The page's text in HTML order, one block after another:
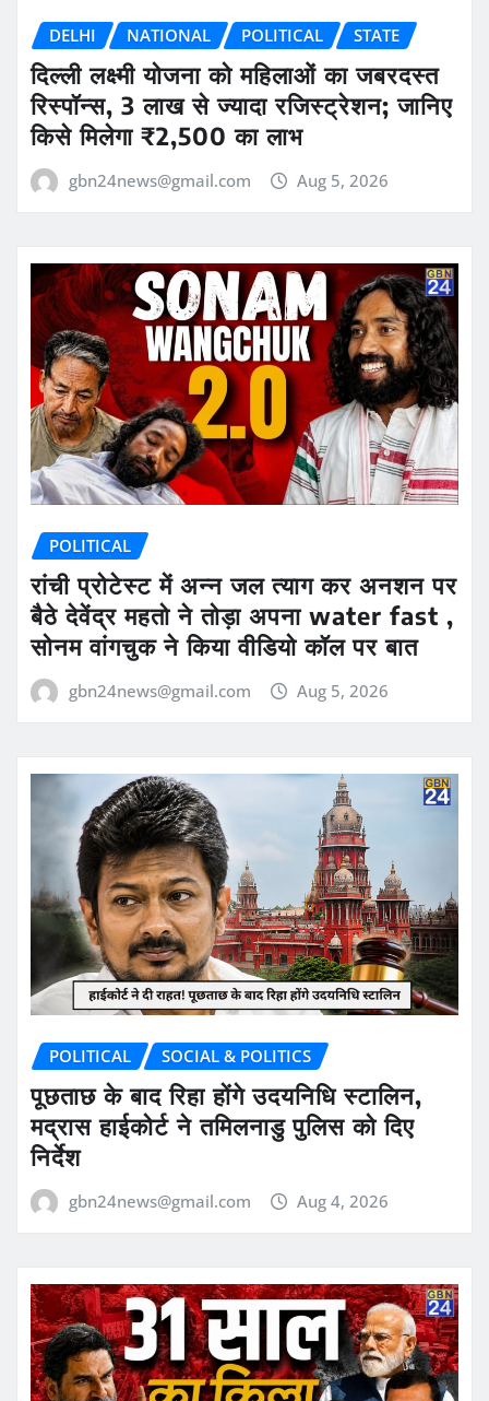
DELHI NATIONAL POLITICAL STATE
दिल्ली लक्ष्मी योजना को महिलाओं का जबरदस्त
रिस्पॉन्स, 3 लाख से ज्यादा रजिस्ट्रेशन; जानिए
किसे मिलेगा ₹2,500 का लाभ
gbn24news@gmail.com Aug 5, 2026
POLITICAL
रांची प्रोटेस्ट में अन्न जल त्याग कर अनशन पर
बैठे देवेंद्र महतो ने तोड़ा अपना water fast ,
सोनम वांगचुक ने किया वीडियो कॉल पर बात
gbn24news@gmail.com Aug 5, 2026
POLITICAL SOCIAL & POLITICS
पूछताछ के बाद रिहा होंगे उदयनिधि स्टालिन,
मद्रास हाईकोर्ट ने तमिलनाडु पुलिस को दिए
निर्देश
gbn24news@gmail.com Aug 4, 2026